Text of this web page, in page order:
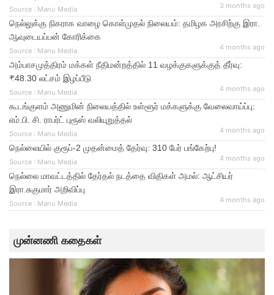
Source : Manu Media 3 months ago
நெல்லுக்கு நிகராக வாழை கொள்முதல் நிலையம்: தமிழக அரசிற்கு இரா.
ஆவுடையப்பன் கோரிக்கை
Source : Manu Media 4 months ago
அம்பாசமுத்திரம் மக்கள் நீதிமன்றத்தில் 11 வழக்குகளுக்குத் தீர்வு:
₹48.30 லட்சம் இழப்பீடு
Source : Manu Media 4 months ago
கூடங்குளம் அணுமின் நிலையத்தில் உள்ளூர் மக்களுக்கு வேலைவாய்ப்பு:
எம்.பி. சி. ராபர்ட் புரூஸ் வலியுறுத்தல்
Source : Manu Media 4 months ago
நெல்லையில் குரூப்-2 முதன்மைத் தேர்வு: 310 பேர் பங்கேற்பு!
Source : Manu Media 4 months ago
நெல்லை மாவட்டத்தில் தேர்தல் நடத்தை விதிகள் அமல்: ஆட்சியர்
இரா.சுகுமார் அறிவிப்பு
Source : Manu Media 4 months ago
முன்னணி கதைகள்